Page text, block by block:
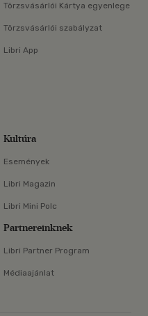
Törzsvásárlói Kártya egyenlege
Törzsvásárlói szabályzat
Libri App
Kultúra
Események
Libri Magazin
Libri Mini Polc
Partnereinknek
Libri Partner Program
Médiaajánlat